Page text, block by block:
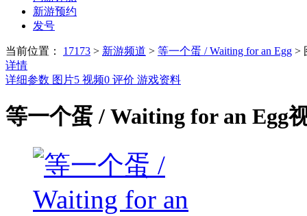
新游预约
发号
当前位置： 17173 > 新游频道 > 等一个蛋 / Waiting for an Egg >
详情
详细参数 图片5 视频0 评价 游戏资料
等一个蛋 / Waiting for an Egg